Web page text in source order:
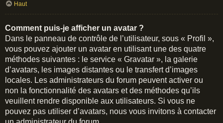
Haut
Comment puis-je afficher un avatar ?
Dans le panneau de contrôle de l’utilisateur, sous « Profil »,
vous pouvez ajouter un avatar en utilisant une des quatre
méthodes suivantes : le service « Gravatar », la galerie
d’avatars, les images distantes ou le transfert d’images
locales. Les administrateurs du forum peuvent activer ou
non la fonctionnalité des avatars et des méthodes qu’ils
veuillent rendre disponible aux utilisateurs. Si vous ne
pouvez pas utiliser d’avatars, nous vous invitons à contacter